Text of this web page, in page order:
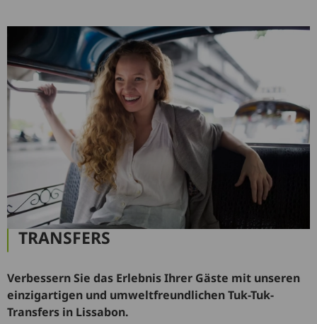
TRANSFERS
Verbessern Sie das Erlebnis Ihrer Gäste mit unseren
einzigartigen und umweltfreundlichen Tuk-Tuk-
Transfers in Lissabon.